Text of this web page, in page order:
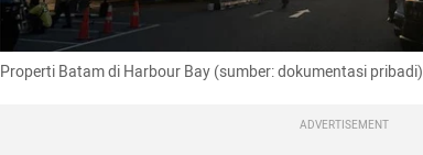
Properti Batam di Harbour Bay (sumber: dokumentasi pribadi)
ADVERTISEMENT